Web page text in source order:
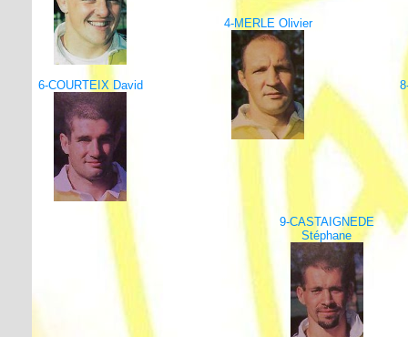
4-MERLE Olivier
6-COURTEIX David
9-CASTAIGNEDE
Stéphane